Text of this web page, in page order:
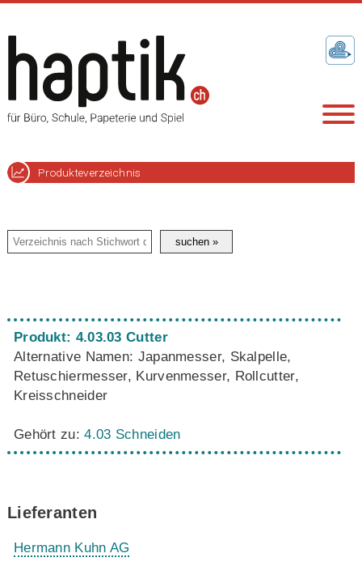
Produkteverzeichnis
Produkt: 4.03.03 Cutter
Alternative Namen: Japanmesser, Skalpelle,
Retuschiermesser, Kurvenmesser, Rollcutter,
Kreisschneider
Gehört zu:4.03 Schneiden
Lieferanten
Hermann Kuhn AG